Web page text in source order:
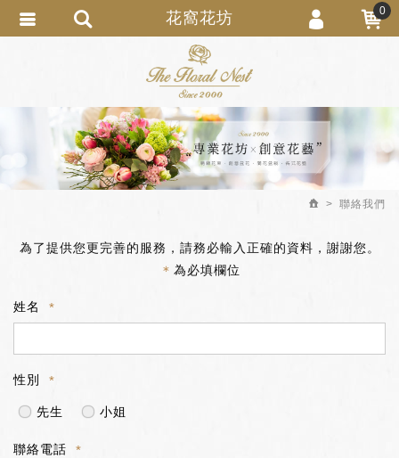
聯絡我們
為了提供您更完善的服務，請務必輸入正確的資料，謝謝您。
＊ 為必填欄位
姓名
性別
先生 小姐
聯絡電話
花窩花坊 0
會員登入
會員註冊
忘記密碼
訂單查詢
追蹤清單
繁體中文